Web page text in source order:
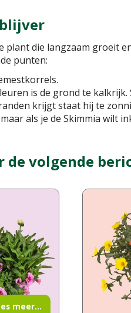
plant die langzaam groeit
punten:
is de grond te
krijgt staat hij te
als je de Skimmia wilt
de volgende
meer...